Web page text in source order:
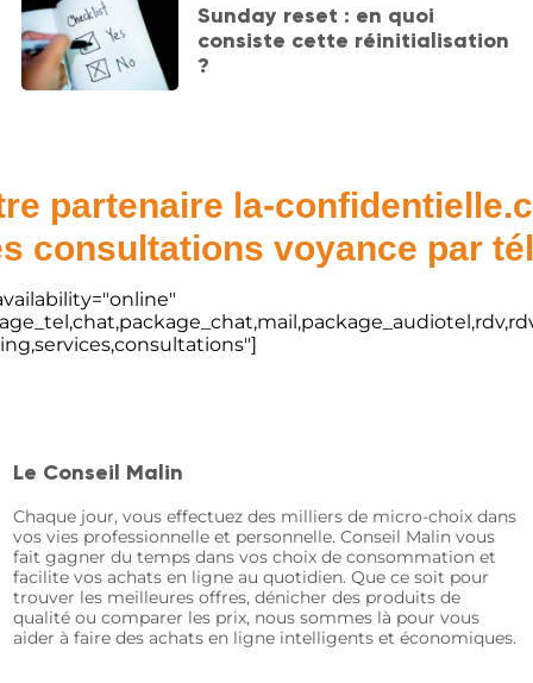
Sunday reset : en quoi
consiste cette réinitialisation
?
partenaire la-
consultations voyance par
Le Conseil Malin
Chaque jour, vous effectuez des milliers de micro-choix dans
vos vies professionnelle et personnelle. Conseil Malin vous
fait gagner du temps dans vos choix de consommation et
facilite vos achats en ligne au quotidien. Que ce soit pour
trouver les meilleures offres, dénicher des produits de
qualité ou comparer les prix, nous sommes là pour vous
aider à faire des achats en ligne intelligents et économiques.